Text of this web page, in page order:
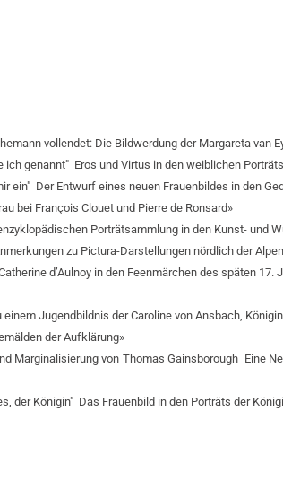
vollendet: Die Bildwerdung der Margareta van
ich genannt" ­ Eros und Virtus in den weiblichen
ein" ­ Der Entwurf eines neuen Frauenbildes in den
bei François Clouet und Pierre de Ronsard»
Porträtsammlung in den Kunst- und
zu Pictura-Darstellungen nördlich der
d’Aulnoy in den Feenmärchen des späten 17.
einem Jugendbildnis der Caroline von Ansbach,
der Aufklärung»
Marginalisierung von Thomas Gainsborough
der Königin" ­ Das Frauenbild in den Porträts der